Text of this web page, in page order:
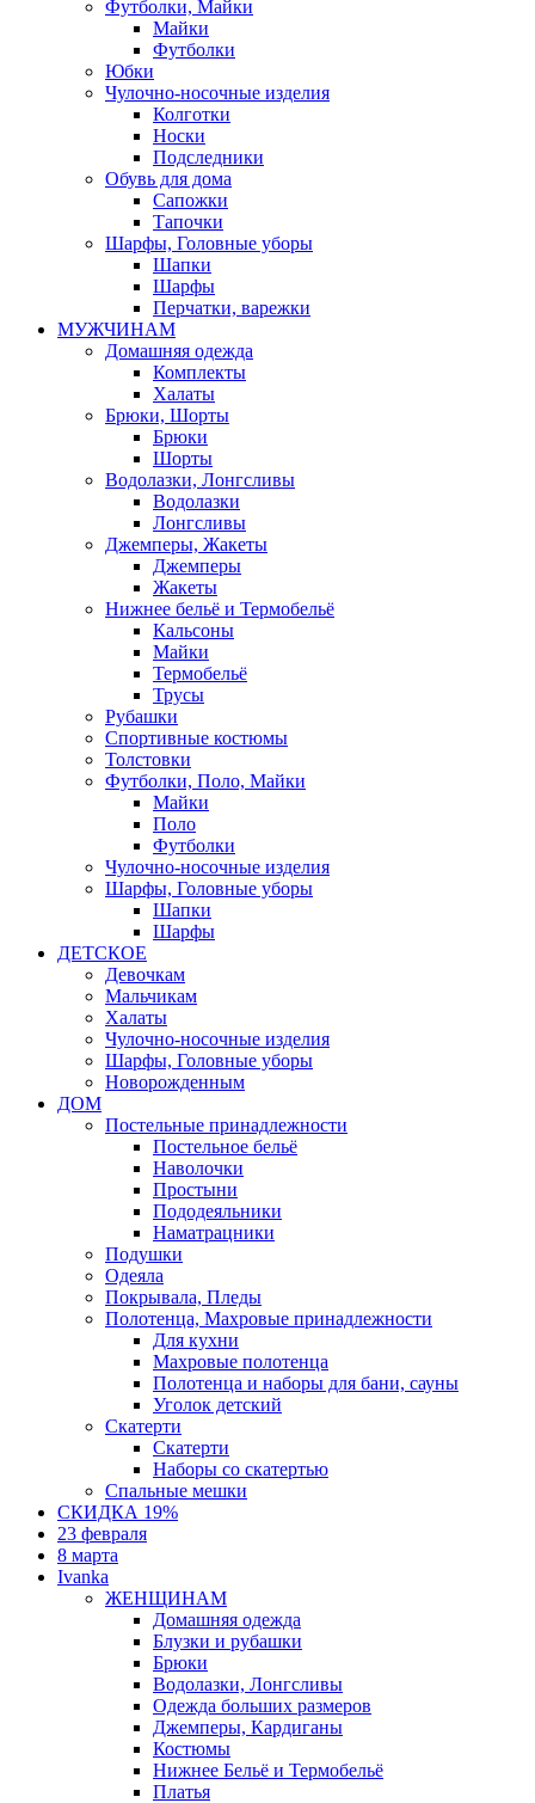
Футболки, Майки
Майки
Футболки
Юбки
Чулочно-носочные изделия
Колготки
Носки
Подследники
Обувь для дома
Сапожки
Тапочки
Шарфы, Головные уборы
Шапки
Шарфы
Перчатки, варежки
МУЖЧИНАМ
Домашняя одежда
Комплекты
Халаты
Брюки, Шорты
Брюки
Шорты
Водолазки, Лонгсливы
Водолазки
Лонгсливы
Джемперы, Жакеты
Джемперы
Жакеты
Нижнее бельё и Термобельё
Кальсоны
Майки
Термобельё
Трусы
Рубашки
Спортивные костюмы
Толстовки
Футболки, Поло, Майки
Майки
Поло
Футболки
Чулочно-носочные изделия
Шарфы, Головные уборы
Шапки
Шарфы
ДЕТСКОЕ
Девочкам
Мальчикам
Халаты
Чулочно-носочные изделия
Шарфы, Головные уборы
Новорожденным
ДОМ
Постельные принадлежности
Постельное бельё
Наволочки
Простыни
Пододеяльники
Наматрацники
Подушки
Одеяла
Покрывала, Пледы
Полотенца, Махровые принадлежности
Для кухни
Махровые полотенца
Полотенца и наборы для бани, сауны
Уголок детский
Скатерти
Скатерти
Наборы со скатертью
Спальные мешки
СКИДКА 19%
23 февраля
8 марта
Ivanka
ЖЕНЩИНАМ
Домашняя одежда
Блузки и рубашки
Брюки
Водолазки, Лонгсливы
Одежда больших размеров
Джемперы, Кардиганы
Костюмы
Нижнее Бельё и Термобельё
Платья